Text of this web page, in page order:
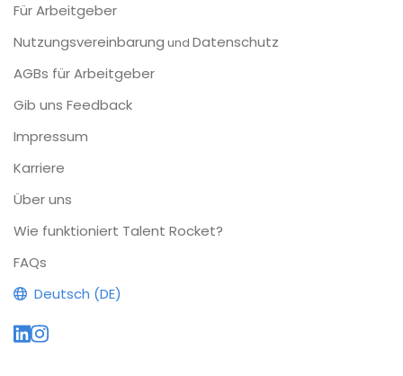
Für Arbeitgeber
Nutzungsvereinbarung und Datenschutz
AGBs für Arbeitgeber
Gib uns Feedback
Impressum
Karriere
Über uns
Wie funktioniert Talent Rocket?
FAQs
Deutsch (DE)